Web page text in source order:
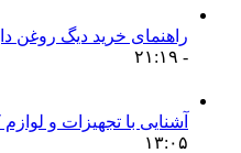
راهنمای خرید دیگ روغن
- ۲۱:۱۹
آشنایی با تجهیزات و
۱۳:۰۵